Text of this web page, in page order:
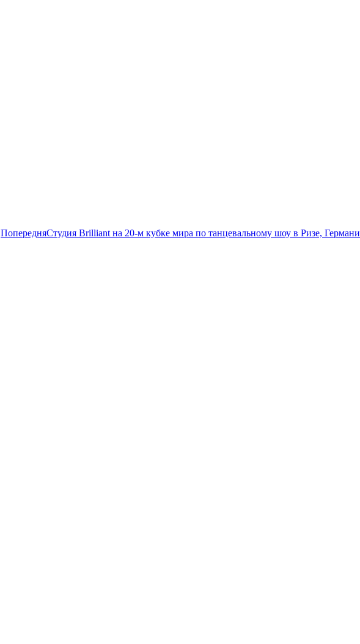
ПопередняСтудия Brilliant на 20-м кубке мира по танцевальному шоу в Ризе,